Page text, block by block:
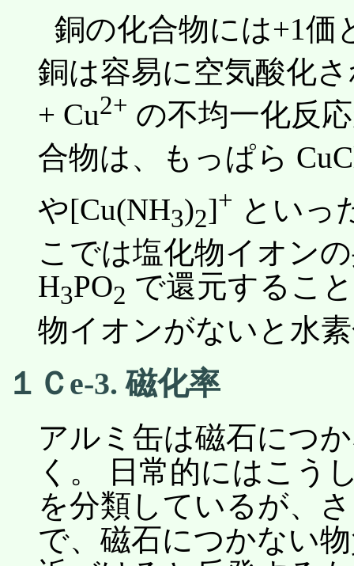
銅の化合物には+1価
銅は容易に空気酸化
+ Cu2+ の不均一化反
合物は、もっぱら
や[Cu(NH3)2]+ といっ
こでは塩化物イオン
H3PO2 で還元するこ
物イオンがないと水
１Ｃe-3. 磁化率
アルミ缶は磁石につ
く。 日常的にはこう
を分類しているが、
で、磁石につかない